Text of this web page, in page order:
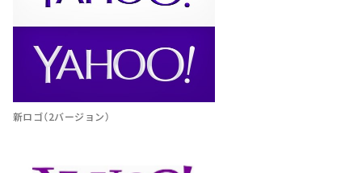
新ロゴ（2バージョン）